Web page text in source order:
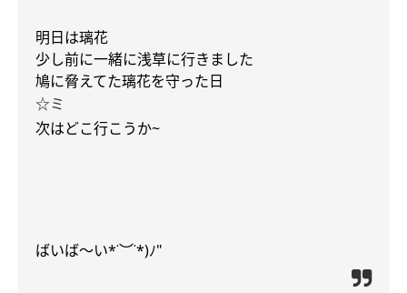
明日は璃花
少し前に一緒に浅草に行きました
鳩に脅えてた璃花を守った日
☆ミ
次はどこ行こうか~
ばいば〜い*˙︶˙*)ﾉ"